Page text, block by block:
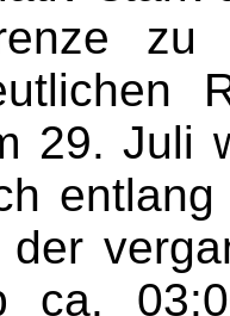
zu
29. Juli
der
ca.